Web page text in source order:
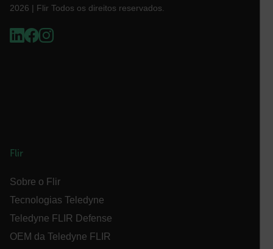
2026 | Flir Todos os direitos reservados.
Flir
Sobre o Flir
Tecnologias Teledyne
Teledyne FLIR Defense
OEM da Teledyne FLIR
{1-60}